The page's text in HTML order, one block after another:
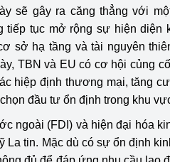
Sử dụng năng
hiệu quả
Khoa học,
Thông báo
Bảo vệ môi
sẽ gây ra căng thẳng với
tiếp tục mở rộng sự hiện diện
sở hạ tầng và tài nguyên
TBN và EU có cơ hội củng
hiệp định thương mại, tăng
đầu tư ổn định trong khu
ngoài (FDI) và hiện đại hóa
La tin. Mặc dù có sự ổn định